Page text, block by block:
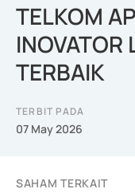
TELKOM
INOVATOR
TERBAIK
TERBIT PADA
07 May 2026
SAHAM TERKAIT